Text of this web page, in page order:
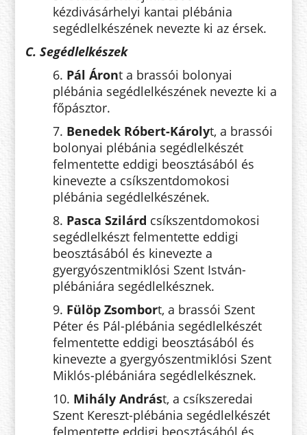
kézdivásárhelyi kantai plébánia
segédlelkészének nevezte ki az érsek.
C. Segédlelkészek
6. Pál Áront a brassói bolonyai
plébánia segédlelkészének nevezte ki a
főpásztor.
7. Benedek Róbert-Károlyt, a brassói
bolonyai plébánia segédlelkészét
felmentette eddigi beosztásából és
kinevezte a csíkszentdomokosi
plébánia segédlelkészének.
8. Pasca Szilárd csíkszentdomokosi
segédlelkészt felmentette eddigi
beosztásából és kinevezte a
gyergyószentmiklósi Szent István-
plébániára segédlelkésznek.
9. Fülöp Zsombort, a brassói Szent
Péter és Pál-plébánia segédlelkészét
felmentette eddigi beosztásából és
kinevezte a gyergyószentmiklósi Szent
Miklós-plébániára segédlelkésznek.
10. Mihály Andrást, a csíkszeredai
Szent Kereszt-plébánia segédlelkészét
felmentette eddigi beosztásából és